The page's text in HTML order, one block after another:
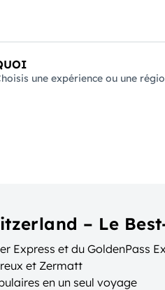
une expérience ou une
– Le
Express et du GoldenPass
et Zermatt
en un seul voyage